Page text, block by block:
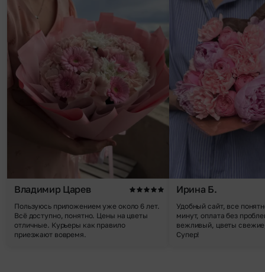
Владимир Царев
Пользуюсь приложением уже около 6 лет.
Всё доступно, понятно. Цены на цветы
отличные. Курьеры как правило
приезжают вовремя.
Ирина Б.
Удобный сайт, все
минут, оплата без
вежливый, цветы
Супер!